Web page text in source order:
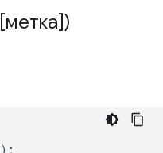
[метка])
);